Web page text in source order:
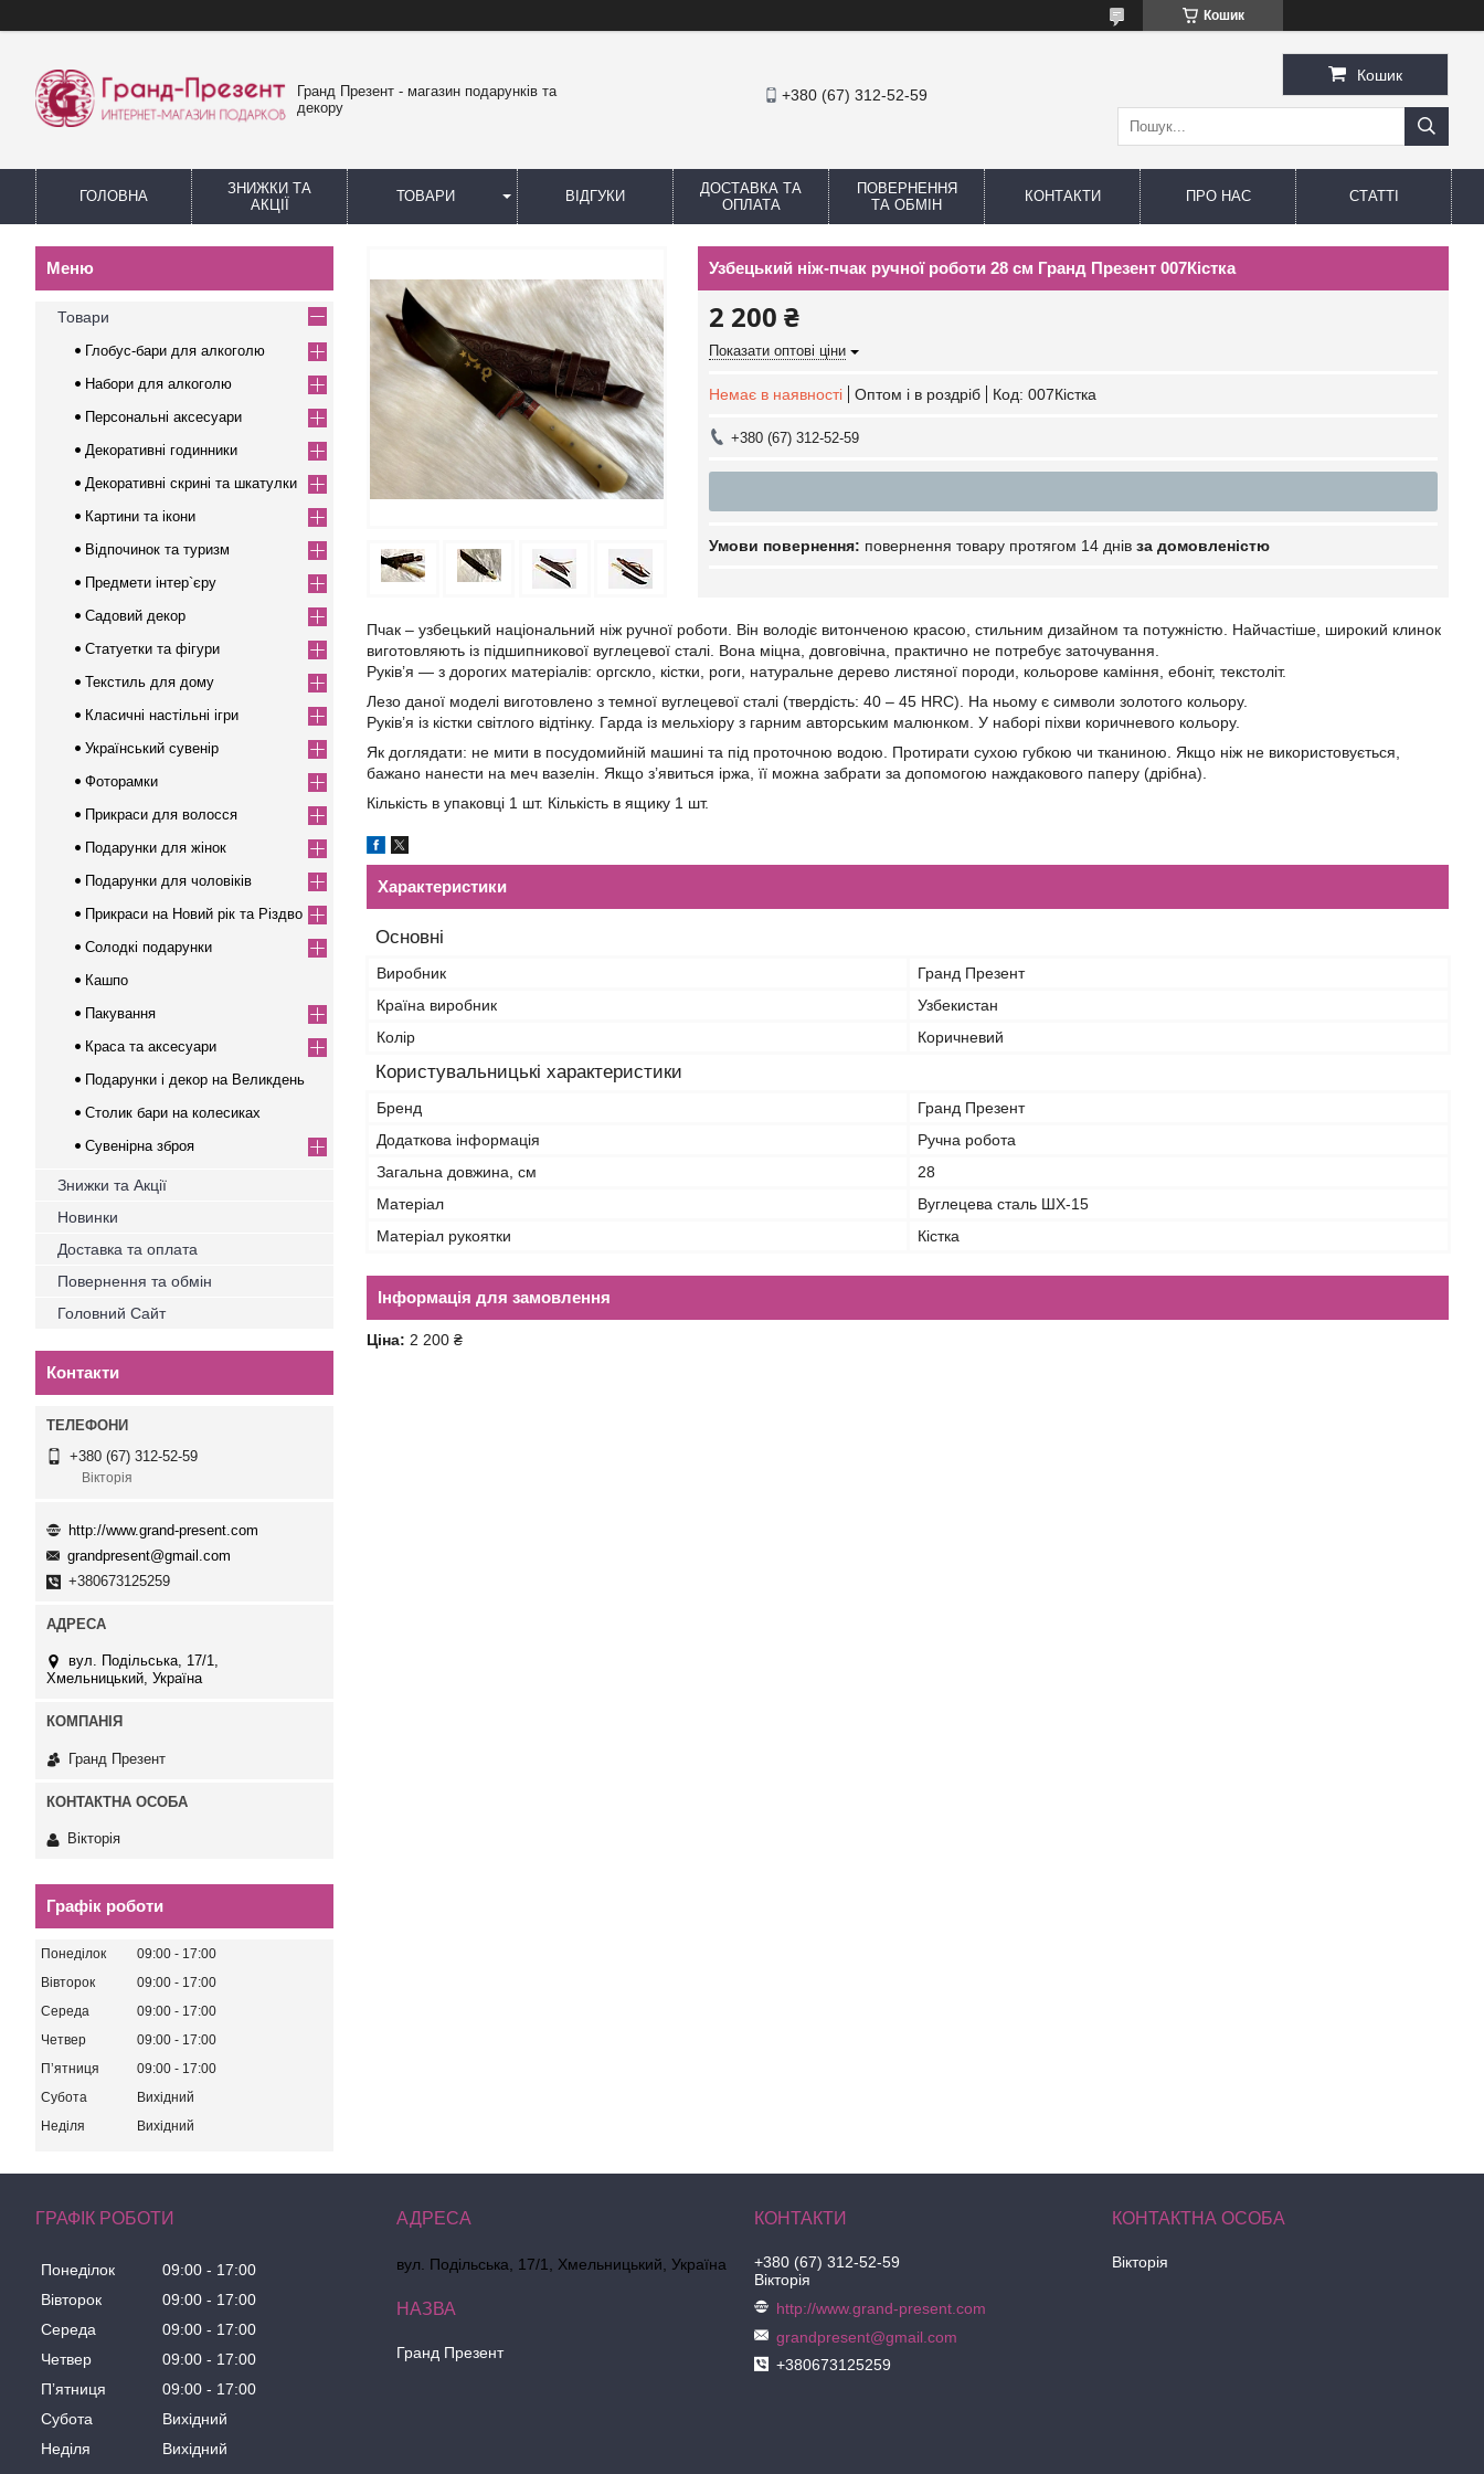
Кошик
Гранд Презент - магазин подарунків та
декору
+380 (67) 312-52-59
Кошик
ГОЛОВНА
ЗНИЖКИ ТА
АКЦІЇ
ТОВАРИ ВІДГУКИ
ДОСТАВКА ТА
ОПЛАТА
ПОВЕРНЕННЯ
ТА ОБМІН
КОНТАКТИ ПРО НАС СТАТТІ
Узбецький ніж-пчак ручної роботи 28 см Гранд Презент 007Кістка
2 200 ₴
Показати оптові ціни
Немає в наявності Оптом і в роздріб Код: 007Кістка
+380 (67) 312-52-59
повернення товару протягом 14 днів за домовленістю
Пчак – узбецький національний ніж ручної роботи. Він володіє витонченою красою, стильним дизайном та потужністю. Найчастіше, широкий клинок
виготовляють із підшипникової вуглецевої сталі. Вона міцна, довговічна, практично не потребує заточування.
Руків’я — з дорогих матеріалів: оргскло, кістки, роги, натуральне дерево листяної породи, кольорове каміння, ебоніт, текстоліт.
Лезо даної моделі виготовлено з темної вуглецевої сталі (твердість: 40 – 45 HRC). На ньому є символи золотого кольору.
Руків’я із кістки світлого відтінку. Гарда із мельхіору з гарним авторським малюнком. У наборі піхви коричневого кольору.
Як доглядати: не мити в посудомийній машині та під проточною водою. Протирати сухою губкою чи тканиною. Якщо ніж не використовується,
бажано нанести на меч вазелін. Якщо з’явиться іржа, її можна забрати за допомогою наждакового паперу (дрібна).
Кількість в упаковці 1 шт. Кількість в ящику 1 шт.
Характеристики
Основні
Виробник
Гранд Презент
Країна виробник
Узбекистан
Колір
Коричневий
Користувальницькі характеристики
Бренд
Гранд Презент
Додаткова інформація
Ручна робота
Загальна довжина, см
28
Матеріал
Вуглецева сталь ШХ-15
Матеріал рукоятки
Кістка
Інформація для замовлення
Ціна: 2 200 ₴
Товари
Глобус-бари для алкоголю
Набори для алкоголю
Персональні аксесуари
Декоративні годинники
Декоративні скрині та шкатулки
Картини та ікони
Відпочинок та туризм
Предмети інтер`єру
Садовий декор
Статуетки та фігури
Текстиль для дому
Класичні настільні ігри
Український сувенір
Фоторамки
Прикраси для волосся
Подарунки для жінок
Подарунки для чоловіків
Прикраси на Новий рік та Різдво
Солодкі подарунки
Кашпо
Пакування
Краса та аксесуари
Подарунки і декор на Великдень
Столик бари на колесиках
Сувенірна зброя
Знижки та Акції
Новинки
Доставка та оплата
Повернення та обмін
Головний Сайт
Контакти
+380 (67) 312-52-59
Вікторія
http://www.grand-present.com
grandpresent@gmail.com
+380673125259
вул. Подільська, 17/1,
Хмельницький, Україна
Гранд Презент
Вікторія
Графік роботи
Понеділок 09:00
17:00
Вівторок
09:00
17:00
Середа
09:00
17:00
Четвер
09:00
17:00
Пʼятниця
09:00
17:00
Субота
Вихідний
Неділя
Вихідний
ГРАФІК РОБОТИ
Понеділок 09:00
17:00
Вівторок
09:00
17:00
Середа
09:00
17:00
Четвер
09:00
17:00
Пʼятниця
09:00
17:00
Субота
Вихідний
Неділя
Вихідний
вул. Подільська, 17/1, Хмельницький, Україна
Гранд Презент
+380 (67) 312-52-59
Вікторія
http://www.grand-present.com
grandpresent@gmail.com
+380673125259
Вікторія